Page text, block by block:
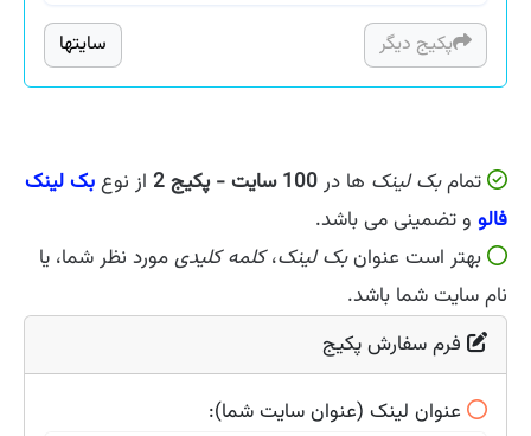
سایتها پکیج دیگر
تمامبک لینک ها در 100 سایت - پکیج 2 از نوعبک لینک
فالو و تضمینی می باشد.
بهتر است عنوانبک لینک،کلمه کلیدیمورد نظر شما، یا
نام سایت شما باشد.
فرم سفارش پکیج
عنوان لینک (عنوان سایت شما):